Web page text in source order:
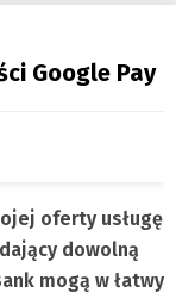
Google Pay
oferty usługę
dowolną
mogą w łatwy